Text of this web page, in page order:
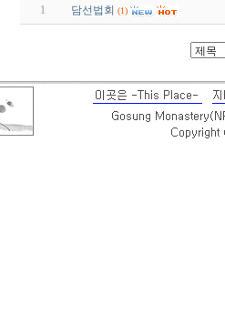
1 담선법회 (1)